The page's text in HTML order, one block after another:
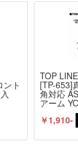
ト
TOP LINE
[TP-653]
角対応
アーム
￥1,910-